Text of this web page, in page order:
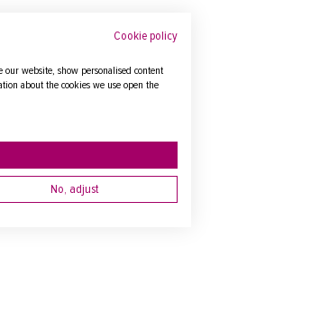
Cookie policy
website, show personalised content
about the cookies we use open the
No, adjust